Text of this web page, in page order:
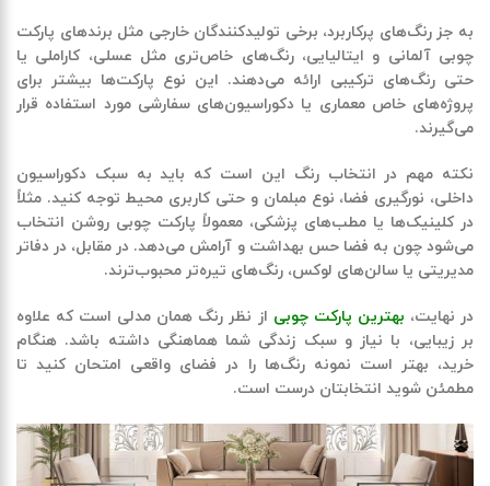
به جز رنگ‌های پرکاربرد، برخی تولیدکنندگان خارجی مثل برندهای پارکت
چوبی آلمانی و ایتالیایی، رنگ‌های خاص‌تری مثل عسلی، کاراملی یا
حتی رنگ‌های ترکیبی ارائه می‌دهند. این نوع پارکت‌ها بیشتر برای
پروژه‌های خاص معماری یا دکوراسیون‌های سفارشی مورد استفاده قرار
می‌گیرند.
نکته مهم در انتخاب رنگ این است که باید بهسبک دکوراسیون
داخلی، نورگیری فضا، نوع مبلمان و حتی کاربری محیط توجه کنید. مثلاً
در کلینیک‌ها یا مطب‌های پزشکی، معمولاً پارکت چوبی روشن انتخاب
می‌شود چون به فضا حس بهداشت و آرامش می‌دهد. در مقابل، در دفاتر
مدیریتی یا سالن‌های لوکس، رنگ‌های تیره‌تر محبوب‌ترند.
در نهایت، بهترین پارکت چوبی از نظر رنگ همان مدلی است که علاوه
بر زیبایی، با نیاز و سبک زندگی شما هماهنگی داشته باشد. هنگام
خرید، بهتر است نمونه رنگ‌ها را در فضای واقعی امتحان کنید تا
مطمئن شوید انتخابتان درست است.